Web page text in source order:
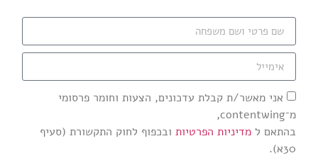
אני מאשר/ת קבלת עדכונים, הצעות וחומר פרסומי
מ־contentwing,
בהתאם למדיניות הפרטיות ובכפוף לחוק התקשורת (סעיף
30א).